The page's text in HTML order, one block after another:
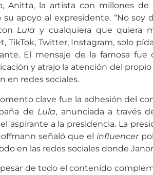
Anitta, la artista con millones de
su apoyo al expresidente. “No soy
Lula y cualquiera que quiera
TikTok, Twitter, Instagram, solo
El mensaje de la famosa
y atrajo la atención del
en redes sociales.
clave fue la adhesión del
de Lula, anunciada a través
aspirante a la presidencia. La
señaló que el influencer
en las redes sociales donde
pesar de todo el contenido